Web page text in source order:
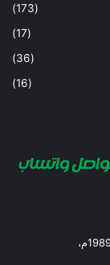
(173)
(17)
(36)
(16)